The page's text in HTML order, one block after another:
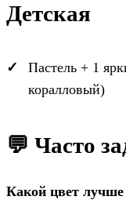
Детская
Пастель + 1
коралловый)
💬 Часто
Какой цвет лучше